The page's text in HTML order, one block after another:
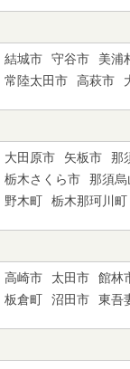
結城市 守谷市 美浦
常陸太田市
高萩市
大田原市 矢板市 那
栃木さくら市
那須烏
野木町
栃木那珂川町
高崎市 太田市 館林
板倉町
沼田市 東吾